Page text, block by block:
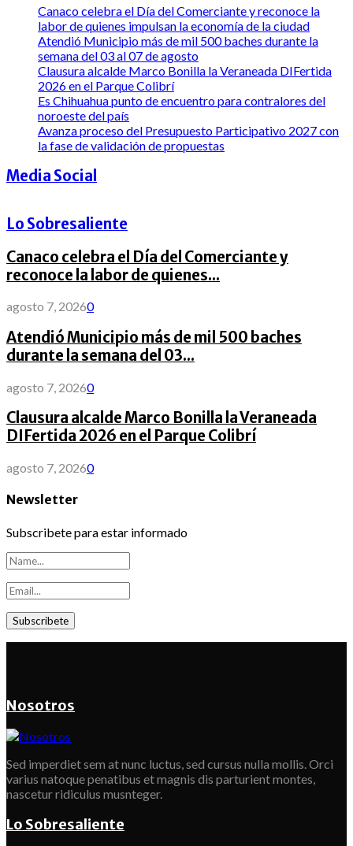
Canaco celebra el Día del Comerciante y reconoce la
labor de quienes impulsan la economía de la ciudad
Atendió Municipio más de mil 500 baches durante la
semana del 03 al 07 de agosto
Clausura alcalde Marco Bonilla la Veraneada DIFertida
2026 en el Parque Colibrí
Es Chihuahua punto de encuentro para contralores del
noroeste del país
Avanza proceso del Presupuesto Participativo 2027 con
la fase de validación de propuestas
Media Social
Lo Sobresaliente
Canaco celebra el Día del Comerciante y
reconoce la labor de quienes...
agosto 7, 20260
Atendió Municipio más de mil 500 baches
durante la semana del 03...
agosto 7, 20260
Clausura alcalde Marco Bonilla la Veraneada
DIFertida 2026 en el Parque Colibrí
agosto 7, 20260
Newsletter
Subscribete para estar informado
Nosotros
Sed imperdiet sem at nunc luctus, sed cursus nulla mollis. Orci
varius natoque penatibus et magnis dis parturient montes,
nascetur ridiculus musnteger.
Lo Sobresaliente